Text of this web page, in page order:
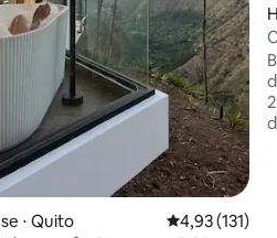
sur la base de 211 commentaires :
⋅ Quito Évaluation
4,93 (131)